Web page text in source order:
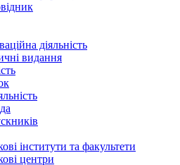
діяльність
видання
інститути та факультети
центри